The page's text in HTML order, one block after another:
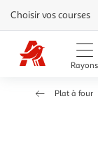
Aller
directement
au
contenu
Aller
directement
Aller
Choisir vos courses
Rayons
Plat à four